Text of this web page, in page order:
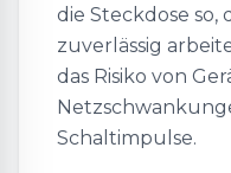
die Steckdose so,
zuverlässig
das Risiko von
Schaltimpulse.